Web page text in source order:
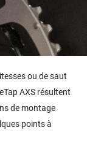
ou de saut
AXS résultent
de montage
points à